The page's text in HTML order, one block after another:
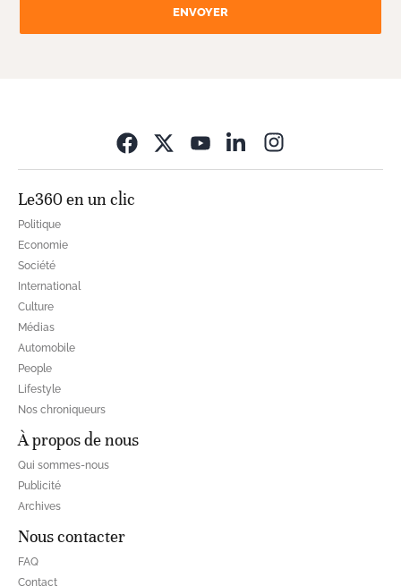
ENVOYER
Le360 en un clic
Politique
Economie
Société
International
Culture
Médias
Automobile
People
Lifestyle
Nos chroniqueurs
À propos de nous
Qui sommes-nous
Publicité
Archives
Nous contacter
FAQ
Contact